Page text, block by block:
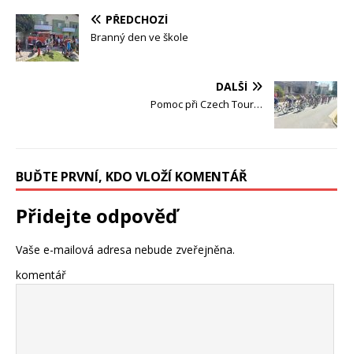
PŘEDCHOZÍ
Branný den ve škole
DALŠÍ
Pomoc při Czech Tour…
BUĎTE PRVNÍ, KDO VLOŽÍ KOMENTÁŘ
Přidejte odpověď
Vaše e-mailová adresa nebude zveřejněna.
komentář